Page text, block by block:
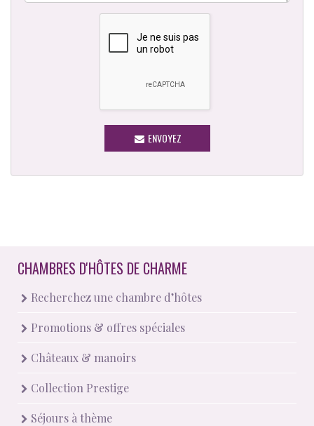
ENVOYEZ
CHAMBRES D'HÔTES DE CHARME
Recherchez une chambre d’hôtes
Promotions & offres spéciales
Châteaux & manoirs
Collection Prestige
Séjours à thème